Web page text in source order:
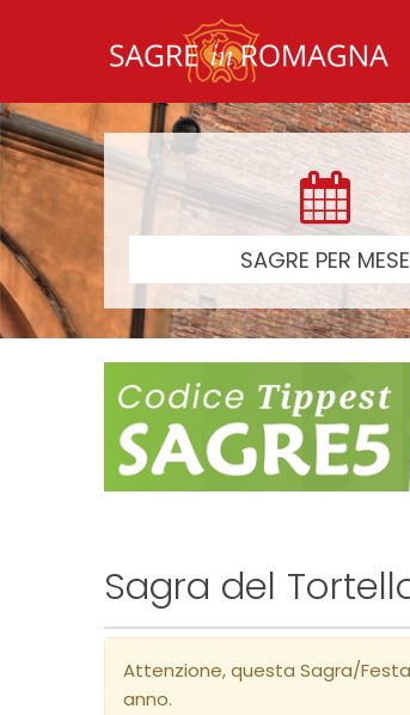
SAGRE PER MESE
Sagra del
Attenzione, questa Sagra/
anno.